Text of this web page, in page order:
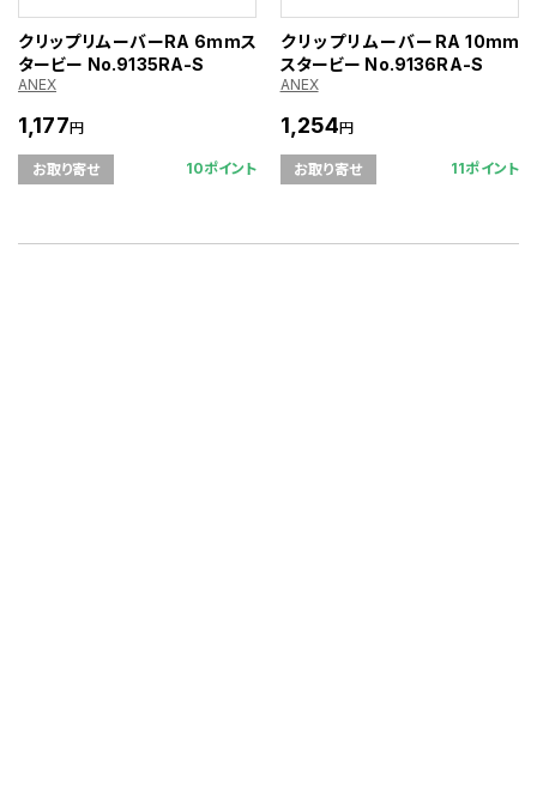
クリップリムーバーRA 6mmス
タービー No.9135RA-S
ANEX
1,177円
お取り寄せ 10ポイント
クリップリムーバーRA 10mm
スタービー No.9136RA-S
ANEX
1,254円
お取り寄せ 11ポイント